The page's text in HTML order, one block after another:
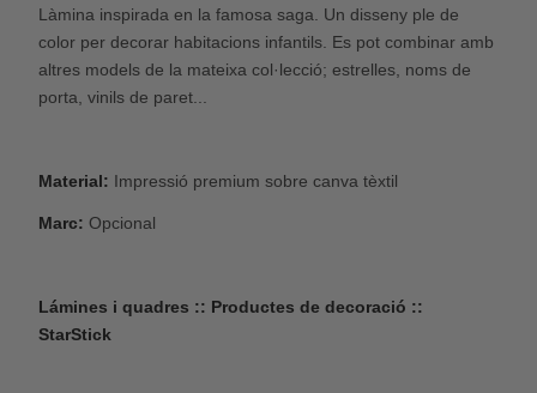
Làmina inspirada en la famosa saga. Un disseny ple de
color per decorar habitacions infantils. Es pot combinar amb
altres models de la mateixa col·lecció; estrelles, noms de
porta, vinils de paret...
Material: Impressió premium sobre canva tèxtil
Marc: Opcional
Lámines i quadres :: Productes de decoració ::
StarStick